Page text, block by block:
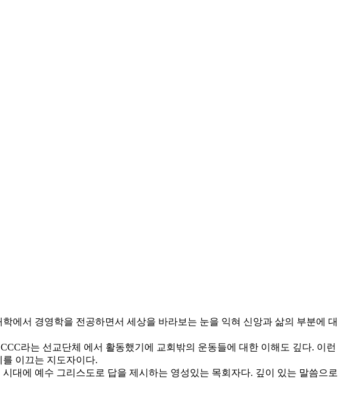
에서 경영학을 전공하면서 세상을 바라보는 눈을 익혀 신앙과 삶의 부분에 대
라는 선교단체 에서 활동했기에 교회밖의 운동들에 대한 이해도 깊다. 이런
이끄는 지도자이다.
대에 예수 그리스도로 답을 제시하는 영성있는 목회자다. 깊이 있는 말씀으로